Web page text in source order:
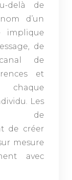
delà de
d’un
implique
de
de
et
chaque
Les
de
de créer
mesure
avec